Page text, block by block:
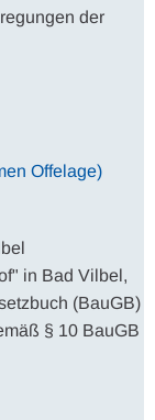
der
Offelage)
in Bad Vilbel,
(BauGB)
§ 10 BauGB